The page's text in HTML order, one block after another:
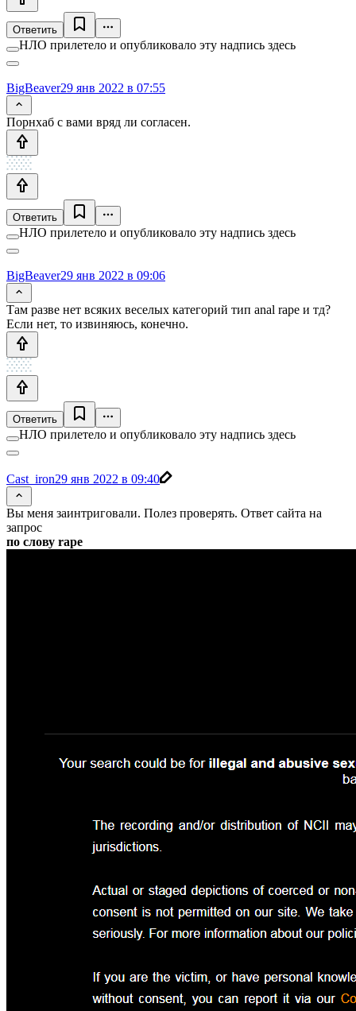
Ответить
НЛО прилетело и опубликовало эту надпись здесь
BigBeaver29 янв 2022 в 07:55
Порнхаб с вами вряд ли согласен.
Ответить
НЛО прилетело и опубликовало эту надпись здесь
BigBeaver29 янв 2022 в 09:06
Там разве нет всяких веселых категорий тип anal rape и тд?
Если нет, то извиняюсь, конечно.
Ответить
НЛО прилетело и опубликовало эту надпись здесь
Cast_iron29 янв 2022 в 09:40
Вы меня заинтриговали. Полез проверять. Ответ сайта на
запрос
по слову rape